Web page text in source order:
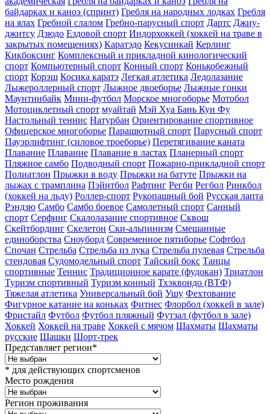
байдарках и каноэ (спринт) Гребля на народных лодках Гребля
на ялах Гребной слалом Гребно-парусный спорт Дартс Джиу-
джитсу Дзюдо Ездовой спорт Индорхоккей (хоккей на траве в
закрытых помещениях) Каратэдо Кекусинкай Керлинг
Кикбоксинг Комплексный и прикладной кинологический
спорт Компьютерный спорт Конный спорт Конькобежный
спорт Корэш Косика каратэ Легкая атлетика Ледолазание
Лыжероллерный спорт Лыжное двоеборье Лыжные гонки
Маунтинбайк Мини-футбол Морское многоборье Мотобол
Мотоциклетный спорт муайтай Мэй Хуа Бань Кун Фу
Настольный теннис Натурбан Ориентирование cпортивное
Офицерское многоборье Парашютный спорт Парусный спорт
Пауэрлифтинг (силовое троеборье) Перетягивание каната
Плавание Плавание Плавание в ластах Планерный спорт
Пляжное самбо Подводный спорт Пожарно-прикладной спорт
Полиатлон Прыжки в воду Прыжки на батуте Прыжки на
лыжах с трамплина Пэйнтбол Рафтинг Регби Регбол Ринкбол
(хоккей на льду) Роллер-спорт Рукопашный бой Русская лапта
Рэндзю Самбо Самбо боевое Самолетный спорт Санный
спорт Серфинг Скалолазание спортивное Сквош
Скейтбординг Скелетон Ски-альпинизм Смешанные
единоборства Сноуборд Современное пятиборье Софтбол
Спочан Стрельба Стрельба из лука Стрельба пулевая Стрельба
стендовая Судомодельный спорт Тайский бокс Танцы
спортивные Теннис Традиционное карате (фудокан) Триатлон
Туризм cпортивный Туризм конный Тхэквондо (ВТФ)
Тяжелая атлетика Универсальный бой Ушу Фехтование
Фигурное катание на коньках Фитнес Флорбол (хоккей в зале)
Фристайл Футбол Футбол пляжный Футзал (футбол в зале)
Хоккей Хоккей на траве Хоккей с мячом Шахматы Шахматы
русские Шашки Шорт-трек
Представляет регион*
* для действующих спортсменов
Место рождения
Регион проживания